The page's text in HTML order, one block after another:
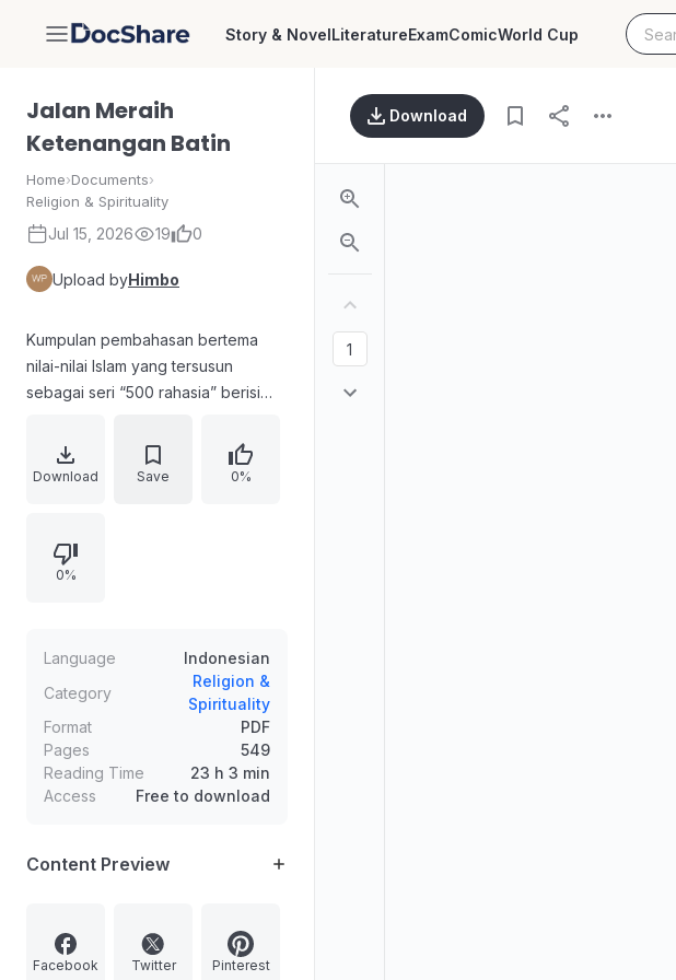
DocShare Story & NovelLiteratureExamComicWorld Cup
Jalan Meraih
Ketenangan Batin
Home›Documents›
Religion & Spirituality
Jul 15, 2026 19 0
Upload byHimbo
Kumpulan pembahasan bertema
nilai-nilai Islam yang tersusun
sebagai seri “500 rahasia” berisi
ibadah, akhlak, zikir, doa, serta
panduan hidup sehari-hari. Daftar isi
topik seperti syahadat, khilafah,
hidayah, sabar dan syukur, hijrah,
Download Save 0%
0%
Language
Indonesian
Category
Religion &
Spirituality
Format
PDF
Pages
549
Reading Time
23 h 3 min
Access
Free to download
Content Preview
Facebook Twitter Pinterest
Download